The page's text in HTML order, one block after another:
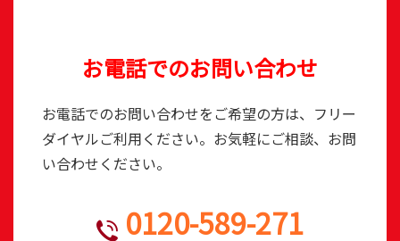
お電話でのお問い合わせ
お電話でのお問い合わせをご希望の方は、フリー
ダイヤルご利用ください。お気軽にご相談、お問
い合わせください。
TEL
0120-589-271